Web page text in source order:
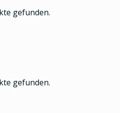
gefunden.
gefunden.